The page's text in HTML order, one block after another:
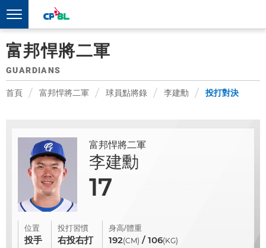
富邦悍將二軍
GUARDIANS
首頁 富邦悍將二軍 球員點將錄 李建勳 投打對決
富邦悍將二軍
李建勳
17
位置
投手
投打習慣
右投右打
身高/體重
192(CM) / 106(KG)